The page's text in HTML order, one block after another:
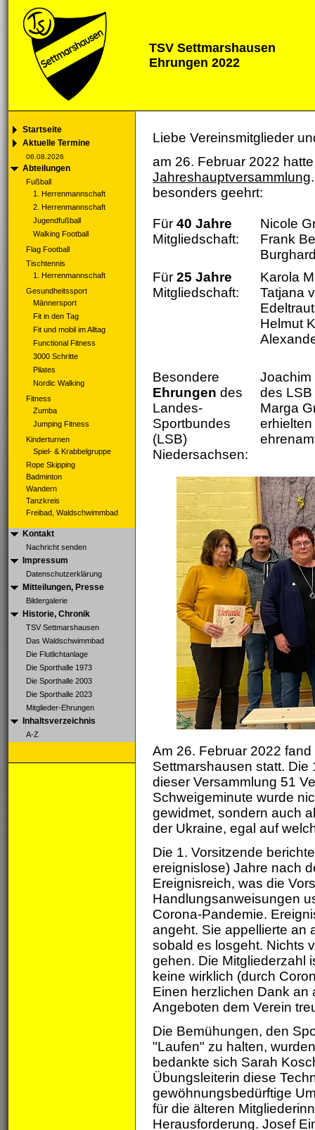
TSV Settmarshausen
Ehrungen 2022
Startseite
Aktuelle Termine
06.08.2026
Abteilungen
Fußball
1. Herrenmannschaft
2. Herrenmannschaft
Jugendfußball
Walking Football
Flag Football
Tischtennis
1. Herrenmannschaft
Gesundheitssport
Männersport
Fit in den Tag
Fit und mobil im Alltag
Functional Fitness
3000 Schritte
Pilates
Nordic Walking
Fitness
Zumba
Jumping Fitness
Kinderturnen
Spiel- & Krabbelgruppe
Rope Skipping
Badminton
Wandern
Tanzkreis
Freibad, Waldschwimmbad
Kontakt
Nachricht senden
Impressum
Datenschutzerklärung
Mitteilungen, Presse
Bildergalerie
Historie, Chronik
TSV Settmarshausen
Das Waldschwimmbad
Die Flutlichtanlage
Die Sporthalle 1973
Die Sporthalle 2003
Die Sporthalle 2023
Mitglieder-Ehrungen
Inhaltsverzeichnis
A-Z
Liebe Vereinsmitglieder
am 26. Februar 2022
Jahreshauptversammlung
besonders geehrt:
Für 40 Jahre
Mitgliedschaft:
Nicole
Frank
Für 25 Jahre
Mitgliedschaft:
Karola
Tatjana
Helmut
Besondere
Ehrungen des
Landes-
Sportbundes
(LSB)
Niedersachsen:
Joachim
des LSB
Marga
Am 26. Februar 2022
Settmarshausen statt.
dieser Versammlung 51
Schweigeminute wurde
gewidmet, sondern auch
der Ukraine, egal auf
Die 1. Vorsitzende
ereignislose) Jahre nach
Ereignisreich, was die
Handlungsanweisungen
Corona-Pandemie.
angeht. Sie appellierte an
sobald es losgeht. Nichts
gehen. Die Mitgliederzahl
keine wirklich (durch
Einen herzlichen Dank an
Angeboten dem Verein
Die Bemühungen, den
"Laufen" zu halten,
bedankte sich Sarah
Übungsleiterin diese
gewöhnungsbedürftige
für die älteren
Herausforderung. Josef